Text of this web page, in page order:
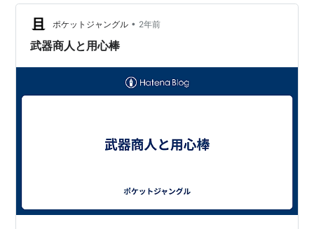
さ」の象徴となり、反面教師であると同時に、現実の人
間社会に潜む矛盾や多様性を映し出す鏡のような存在と
なります。彼は私たちが心の中に抱える影、社会の隙…
ポケットジャングル • 2年前
武器商人と用心棒